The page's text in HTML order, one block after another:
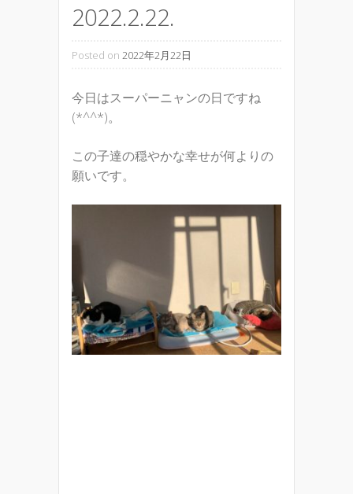
2022.2.22.
Posted on 2022年2月22日
今日はスーパーニャンの日ですね
(*^^*)。
この子達の穏やかな幸せが何よりの
願いです。